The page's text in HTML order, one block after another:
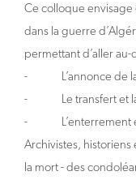
Ce colloque envisage
dans la guerre
permettant d’aller
- L’annonce de
- Le transfert et la
- L’enterrement et
Archivistes,
la mort - des